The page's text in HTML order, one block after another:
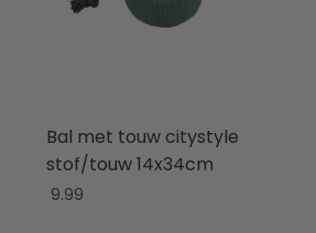
Bal met touw citystyle
stof/touw 14x34cm
9.99